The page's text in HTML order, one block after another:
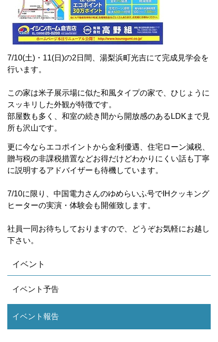
7/10(土)・11(日)の2日間、湯梨浜町光吉にて完成見学会を
行います。
この家は米子展示場に似た和風タイプの家で、ひじょうに
スッキリした外観が特徴です。
部屋数も多く、和室の続き間から開放感のあるLDKまで見
所も沢山です。
更に今ならエコポイントから金利優遇、住宅ローン減税、
贈与税の非課税措置などお得だけどわかりにくい話も丁寧
に説明するアドバイザーも待機しています。
7/10に限り、中国電力さんのゆめらいふ号でIHクッキング
ヒーターの実演・体験会も開催致します。
社員一同お待ちしておりますので、どうぞお気軽にお越し
下さい。
イベント
イベント予告
イベント報告